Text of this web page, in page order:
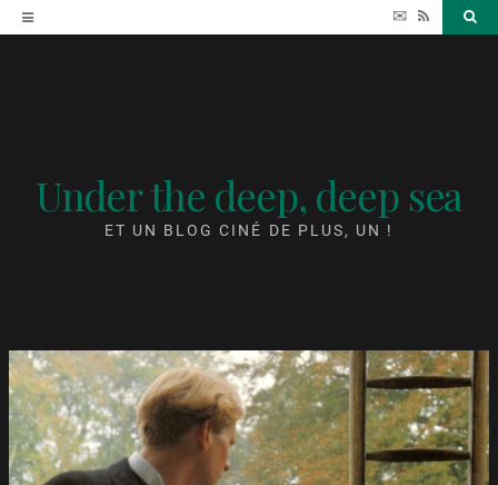
Accéder
au
✉ RSS
Under the deep, deep sea
ET UN BLOG CINÉ DE PLUS, UN !